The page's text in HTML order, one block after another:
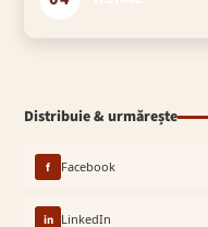
Distribuie & urmărește
f Facebook
in LinkedIn